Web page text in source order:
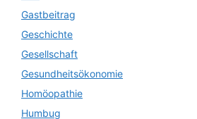
Gastbeitrag
Geschichte
Gesellschaft
Gesundheitsökonomie
Homöopathie
Humbug